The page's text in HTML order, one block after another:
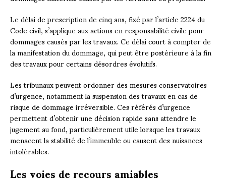
Le délai de prescription de cinq ans, fixé par l’article 2224 du
Code civil, s’applique aux actions en responsabilité civile pour
dommages causés par les travaux. Ce délai court à compter de
la manifestation du dommage, qui peut être postérieure à la fin
des travaux pour certains désordres évolutifs.
Les tribunaux peuvent ordonner des mesures conservatoires
d’urgence, notamment la suspension des travaux en cas de
risque de dommage irréversible. Ces référés d’urgence
permettent d’obtenir une décision rapide sans attendre le
jugement au fond, particulièrement utile lorsque les travaux
menacent la stabilité de l’immeuble ou causent des nuisances
intolérables.
Les voies de recours amiables